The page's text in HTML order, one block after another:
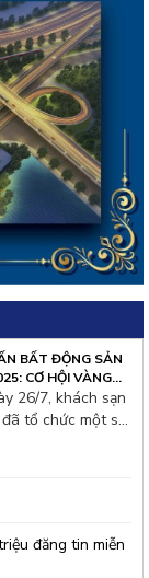
BẤT ĐỘNG SẢN
CƠ HỘI VÀNG
TƯ THỦ ĐÔ
26/7, khách sạn
tổ chức một sự
thảo tại đây rất
đăng tin miễn